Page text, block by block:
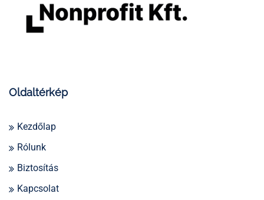
Oldaltérkép
Kezdőlap
Rólunk
Biztosítás
Kapcsolat